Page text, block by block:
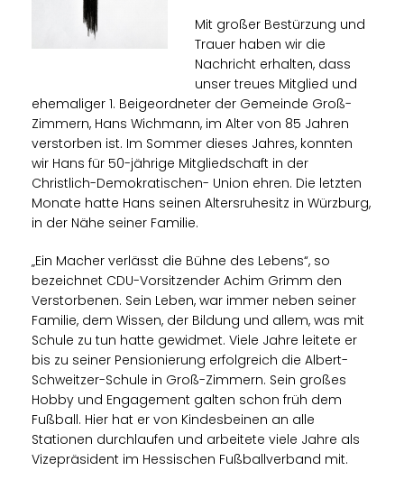
Mit großer Bestürzung und
Trauer haben wir die
Nachricht erhalten, dass
unser treues Mitglied und
ehemaliger 1. Beigeordneter der Gemeinde Groß-
Zimmern, Hans Wichmann, im Alter von 85 Jahren
verstorben ist. Im Sommer dieses Jahres, konnten
wir Hans für 50-jährige Mitgliedschaft in der
Christlich-Demokratischen- Union ehren. Die letzten
Monate hatte Hans seinen Altersruhesitz in Würzburg,
in der Nähe seiner Familie.
Ein Macher verlässt die Bühne des Lebens“, so
bezeichnet CDU-Vorsitzender Achim Grimm den
Verstorbenen. Sein Leben, war immer neben seiner
Familie, dem Wissen, der Bildung und allem, was mit
Schule zu tun hatte gewidmet. Viele Jahre leitete er
bis zu seiner Pensionierung erfolgreich die Albert-
Schweitzer-Schule in Groß-Zimmern. Sein großes
Hobby und Engagement galten schon früh dem
Fußball. Hier hat er von Kindesbeinen an alle
Stationen durchlaufen und arbeitete viele Jahre als
Vizepräsident im Hessischen Fußballverband mit.